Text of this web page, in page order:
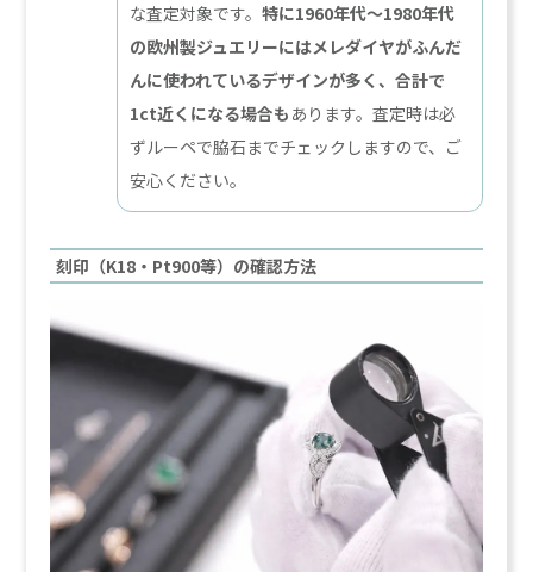
な査定対象です。特に1960年代〜1980年代
の欧州製ジュエリーにはメレダイヤがふんだ
んに使われているデザインが多く、合計で
1ct近くになる場合も あります。査定時は必
ずルーペで脇石までチェックしますので、ご
安心ください。
刻印（K18・Pt900等）の確認方法